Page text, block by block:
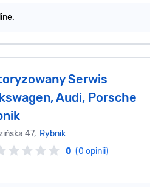
Serwis
Audi, Porsche
47, Rybnik
0 (0 opinii)